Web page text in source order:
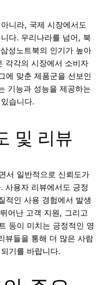
니라, 국제 시장에서도
다. 우리나라를 넘어, 북
성노트북의 인기가 높아
각각의 시장에서 소비자
에 맞춘 제품군을 선보인
기능과 성능을 제공하는
습니다.
및 리뷰
서 일반적으로 신뢰도가
사용자 리뷰에서도 긍정
적인 사용 경험에서 발생
어난 고객 지원, 그리고
등이 미치는 긍정적인 영
뷰들을 통해 더 많은 사람
기를 바랍니다.